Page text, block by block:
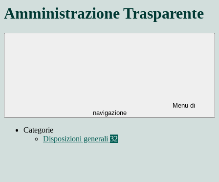
Amministrazione Trasparente
Menu di
navigazione
Categorie
Disposizioni generali 32